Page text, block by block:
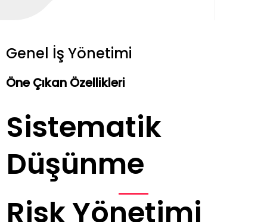
Genel İş Yönetimi
Öne Çıkan Özellikleri
Sistematik
Düşünme
Risk Yönetimi